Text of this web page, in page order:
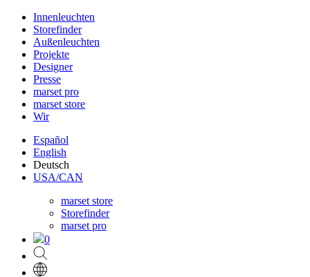
Innenleuchten
Storefinder
Außenleuchten
Projekte
Designer
Presse
marset pro
marset store
Wir
Español
English
Deutsch
USA/CAN
marset store
Storefinder
marset pro
0